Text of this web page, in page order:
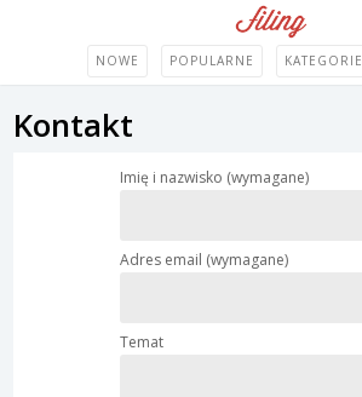
NOWE POPULARNE KATEGORIE
Kontakt
Imię i nazwisko (wymagane)
Adres email (wymagane)
Temat